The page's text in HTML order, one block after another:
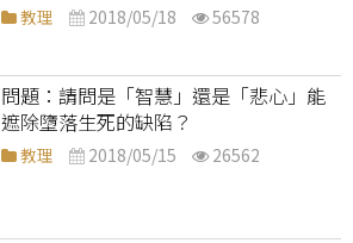
教理 2018/05/18 56578
請問是「智慧」還是「悲心」能
遮除墮落生死的缺陷？
教理 2018/05/15 26562